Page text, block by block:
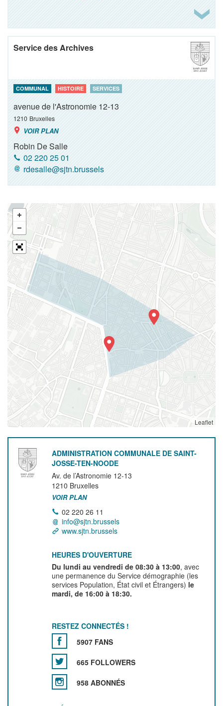
Service des Archives
COMMUNAL HISTOIRE SERVICES
avenue de l'Astronomie 12-13
1210 Bruxelles
VOIR PLAN
Robin De Salle
02 220 25 01
rdesalle@sjtn.brussels
Leaflet
ADMINISTRATION COMMUNALE DE SAINT-
JOSSE-TEN-NOODE
Av. de l’Astronomie 12-13
1210 Bruxelles
VOIR PLAN
02 220 26 11
info@sjtn.brussels
www.sjtn.brussels
HEURES D'OUVERTURE
Du lundi au vendredi de 08:30 à 13:00, avec
une permanence du Service démographie (les
services Population, État civil et Étrangers) le
mardi, de 16:00 à 18:30.
RESTEZ CONNECTÉS !
5907 FANS
665 FOLLOWERS
958 ABONNÉS